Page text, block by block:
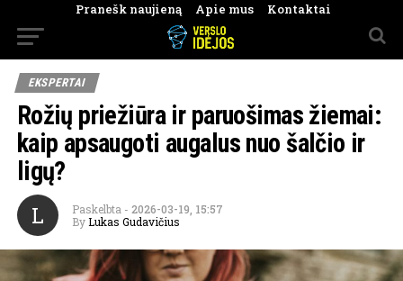
Pranešk naujieną Apie mus Kontaktai
EKSPERTAI
Rožių priežiūra ir paruošimas žiemai:
kaip apsaugoti augalus nuo šalčio ir
ligų?
L Paskelbta - 2026-03-19, 15:57
By Lukas Gudavičius